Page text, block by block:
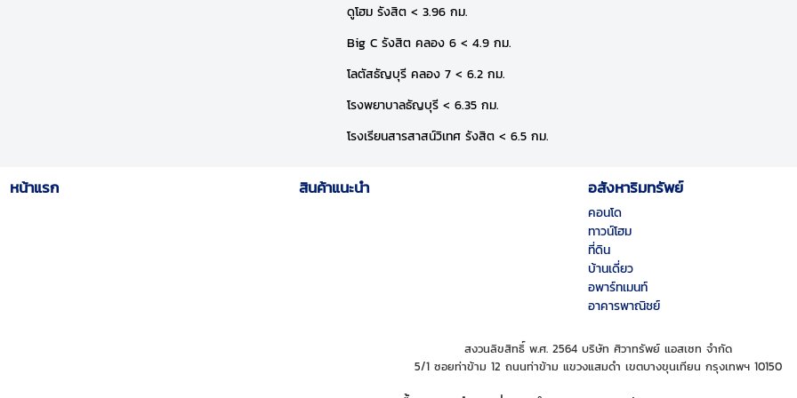
ดูโฮม รังสิต < 3.96 กม.
Big C รังสิต คลอง 6 < 4.9 กม.
โลตัสธัญบุรี คลอง 7 < 6.2 กม.
โรงพยาบาลธัญบุรี < 6.35 กม.
โรงเรียนสารสาสน์วิเทศ รังสิต < 6.5 กม.
หน้าแรก สินค้าแนะนำ อสังหาริมทรัพย์
คอนโด
ทาวน์โฮม
ที่ดิน
บ้านเดี่ยว
อพาร์ทเมนท์
อาคารพาณิชย์
สงวนลิขสิทธิ์ พ.ศ. 2564 บริษัท ศิวาทรัพย์ แอสเซท จำกัด
5/1 ซอยท่าข้าม 12 ถนนท่าข้าม แขวงแสมดำ เขตบางขุนเทียน กรุงเทพฯ 10150